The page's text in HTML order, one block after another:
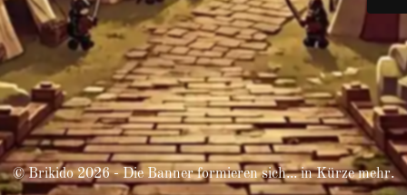
© Brikido 2026 - Die Banner formieren sich... in Kürze mehr.